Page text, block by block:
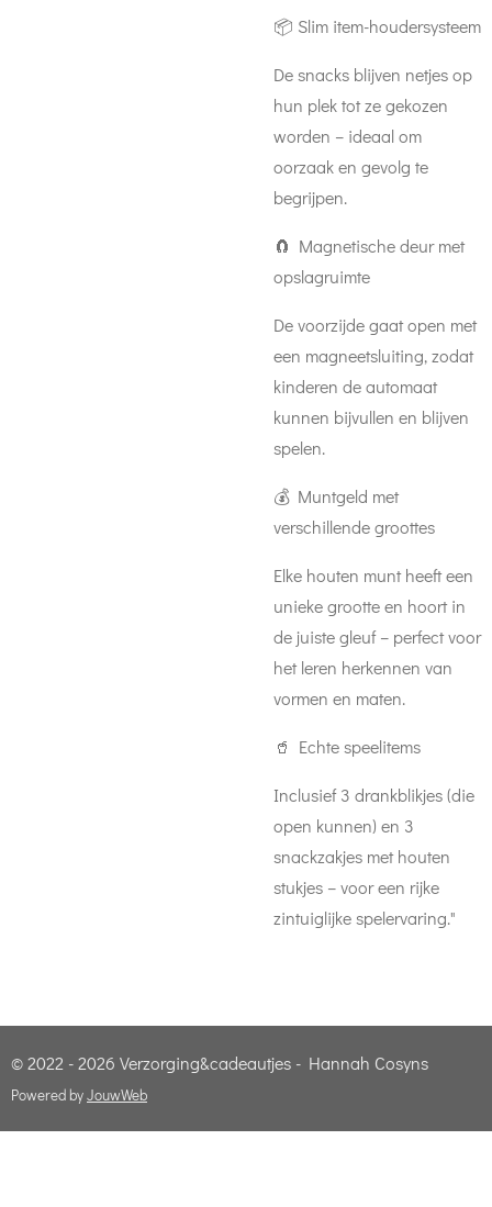
📦 Slim item-houdersysteem
De snacks blijven netjes op
hun plek tot ze gekozen
worden – ideaal om
oorzaak en gevolg te
begrijpen.
🧲 Magnetische deur met
opslagruimte
De voorzijde gaat open met
een magneetsluiting, zodat
kinderen de automaat
kunnen bijvullen en blijven
spelen.
💰 Muntgeld met
verschillende groottes
Elke houten munt heeft een
unieke grootte en hoort in
de juiste gleuf – perfect voor
het leren herkennen van
vormen en maten.
🥤 Echte speelitems
Inclusief 3 drankblikjes (die
open kunnen) en 3
snackzakjes met houten
stukjes – voor een rijke
zintuiglijke spelervaring."
© 2022 - 2026 Verzorging&cadeautjes - Hannah Cosyns
Powered byJouwWeb